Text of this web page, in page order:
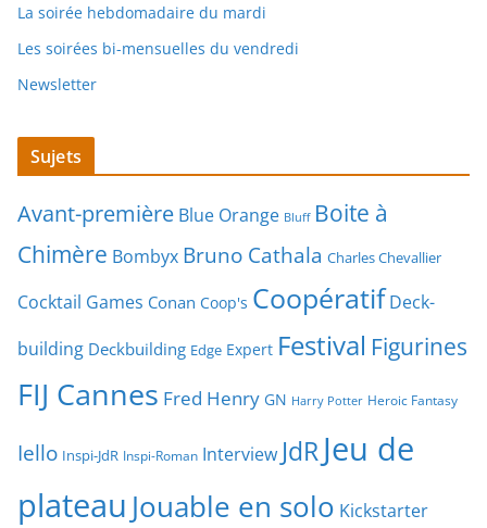
La soirée hebdomadaire du mardi
Les soirées bi-mensuelles du vendredi
Newsletter
Sujets
Avant-première Blue Orange Bluff Boite à
Chimère Bombyx Bruno Cathala Charles Chevallier
Cocktail Games Conan Coop's Coopératif Deck-
building Deckbuilding Edge Expert Festival Figurines
FIJ Cannes Fred Henry GN Harry Potter Heroic Fantasy
Iello Inspi-JdR Inspi-Roman Interview JdRJeu de
plateau Jouable en solo Kickstarter